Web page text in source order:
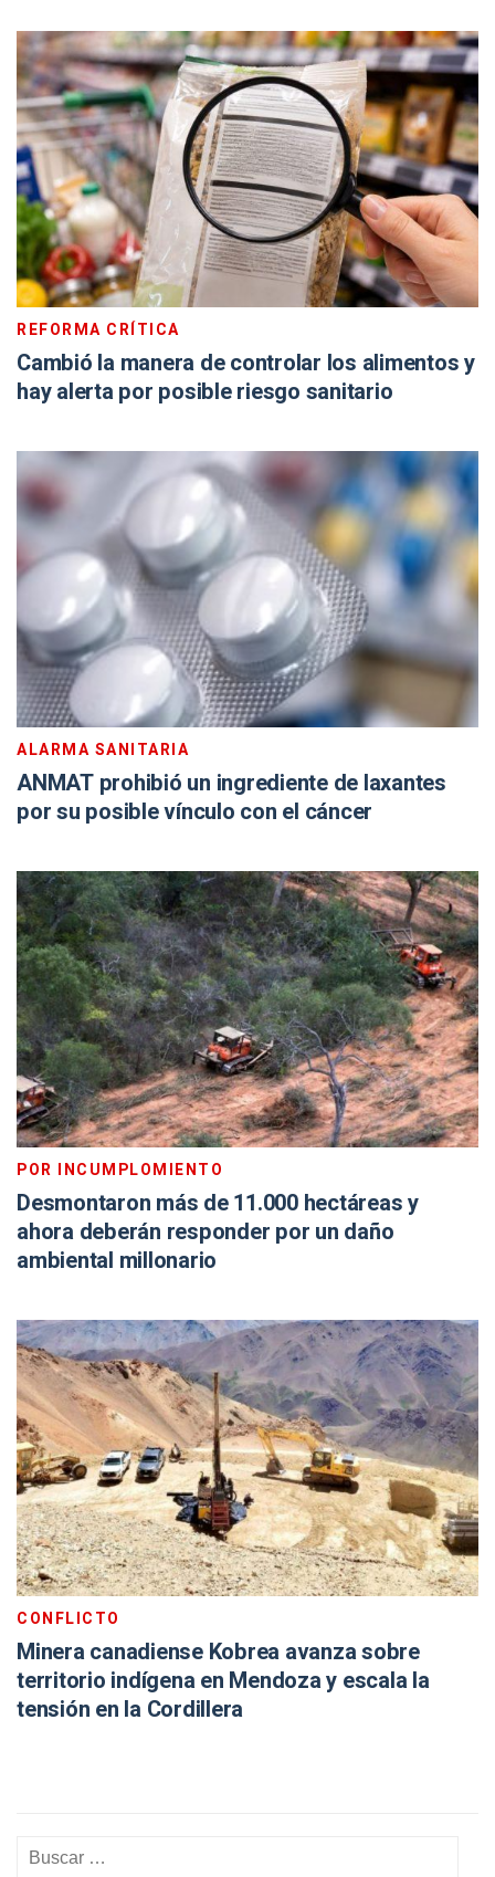
REFORMA CRÍTICA
Cambió la manera de controlar los alimentos y
hay alerta por posible riesgo sanitario
ALARMA SANITARIA
ANMAT prohibió un ingrediente de laxantes
por su posible vínculo con el cáncer
POR INCUMPLOMIENTO
Desmontaron más de 11.000 hectáreas y
ahora deberán responder por un daño
ambiental millonario
CONFLICTO
Minera canadiense Kobrea avanza sobre
territorio indígena en Mendoza y escala la
tensión en la Cordillera